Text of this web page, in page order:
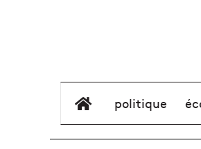
élément de menu
politique